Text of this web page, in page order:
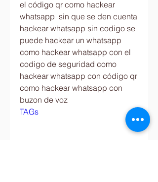
el código qr como hackear
whatsapp  sin que se den cuenta
hackear whatsapp sin codigo se
puede hackear un whatsapp
como hackear whatsapp con el
codigo de seguridad como
hackear whatsapp con código qr
como hackear whatsapp con
buzon de voz
TAGs